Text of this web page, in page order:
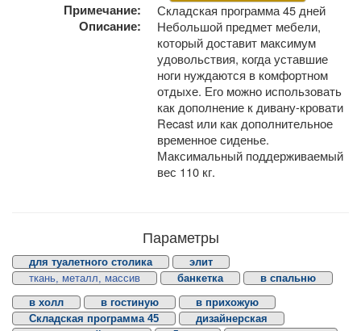
Примечание:
Складская программа 45 дней
Описание:
Небольшой предмет мебели,
который доставит максимум
удовольствия, когда уставшие
ноги нуждаются в комфортном
отдыхе. Его можно использовать
как дополнение к дивану-кровати
Recast или как дополнительное
временное сиденье.
Максимальный поддерживаемый
вес 110 кг.
Параметры
для туалетного столика
элит
ткань, металл, массив
банкетка
в спальню
в холл
в гостиную
в прихожую
Складская программа 45
дизайнерская